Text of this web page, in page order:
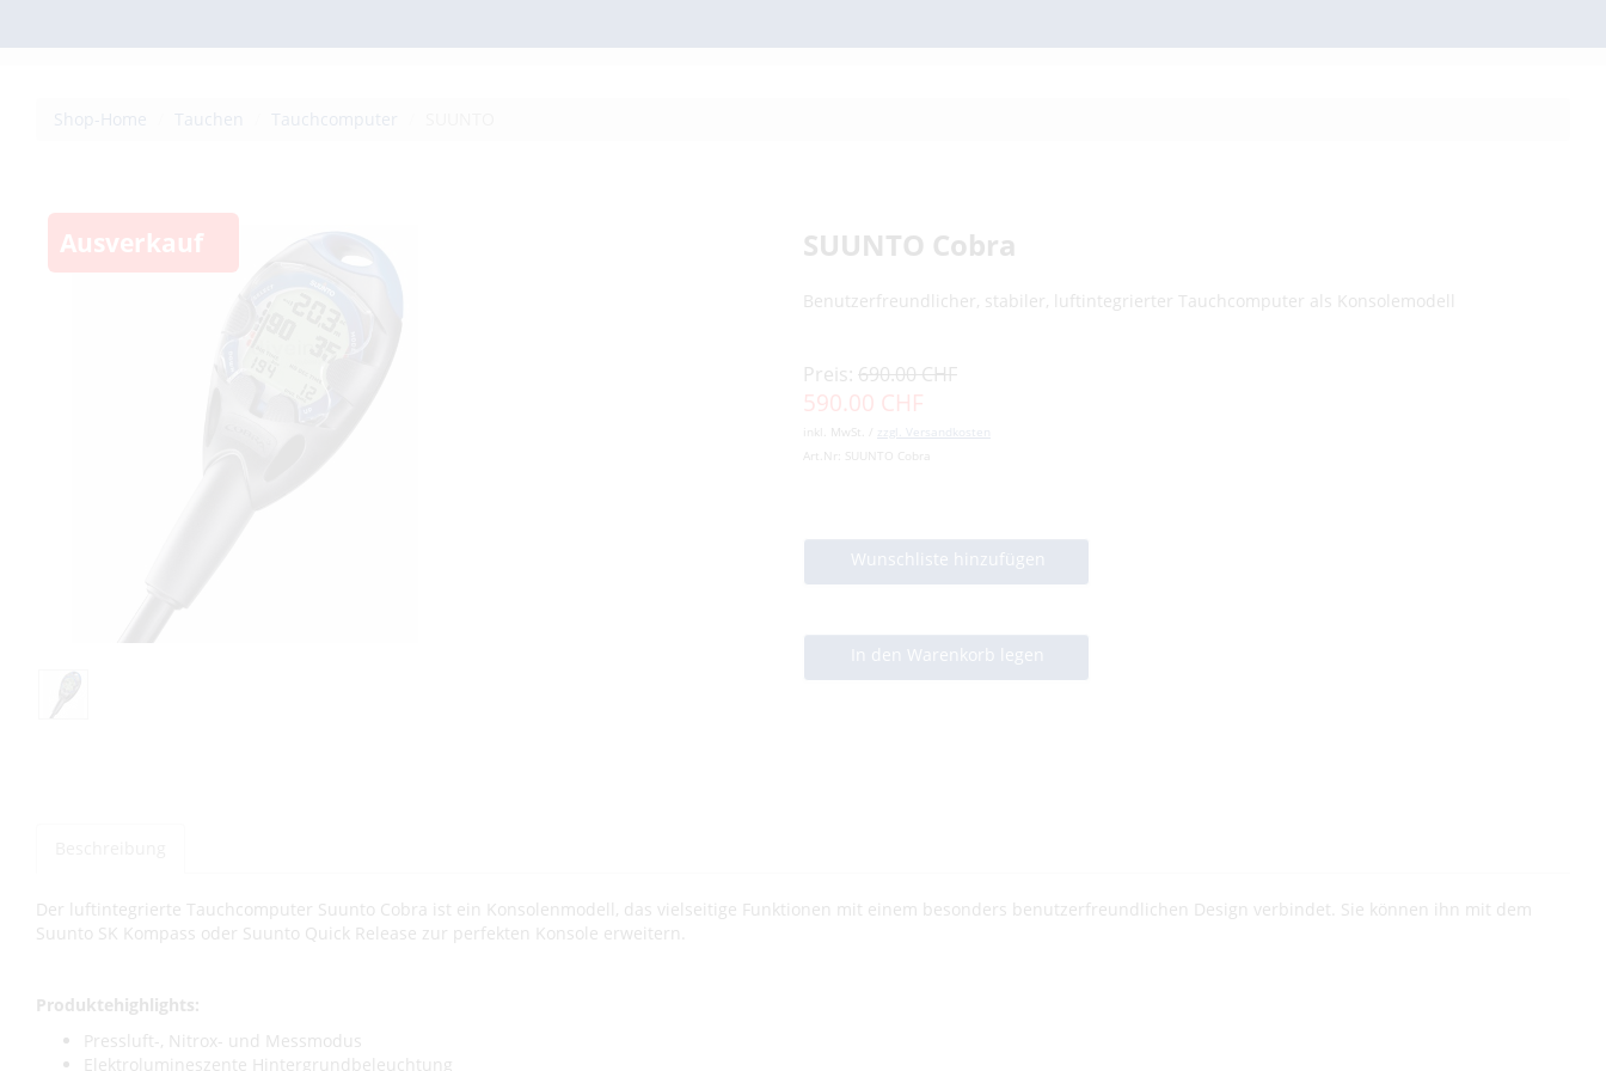
Shop-Home Tauchen Tauchcomputer
Ausverkauf SUUNTO Cobra
Benutzerfreundlicher, stabiler, luftintegrierter Tauchcomputer als Konsolemodell
Preis: 690.00 CHF
590.00 CHF
inkl. MwSt. /
zzgl. Versandkosten
Art.Nr:
SUUNTO Cobra
Wunschliste hinzufügen
In den Warenkorb legen
Der luftintegrierte Tauchcomputer Suunto Cobra ist ein Konsolenmodell, das vielseitige Funktionen mit einem besonders benutzerfreundlichen Design verbindet. Sie können ihn mit dem
Suunto SK Kompass oder Suunto Quick Release zur perfekten Konsole erweitern.
Produktehighlights:
Pressluft-, Nitrox- und Messmodus
Elektrolumineszente Hintergrundbeleuchtung